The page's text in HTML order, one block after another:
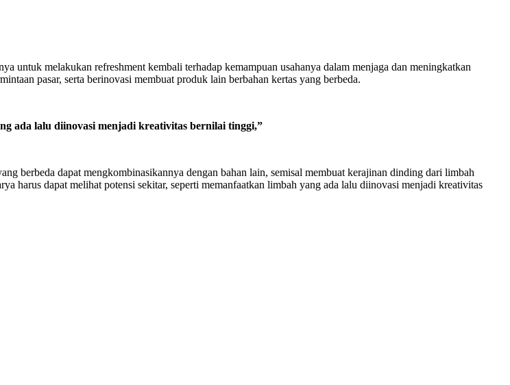
untuk melakukan refreshment kembali terhadap kemampuan usahanya dalam menjaga dan meningkatkan
pasar, serta berinovasi membuat produk lain berbahan kertas yang berbeda.
ada lalu diinovasi menjadi kreativitas bernilai tinggi,”
berbeda dapat mengkombinasikannya dengan bahan lain, semisal membuat kerajinan dinding dari limbah
harus dapat melihat potensi sekitar, seperti memanfaatkan limbah yang ada lalu diinovasi menjadi kreativitas